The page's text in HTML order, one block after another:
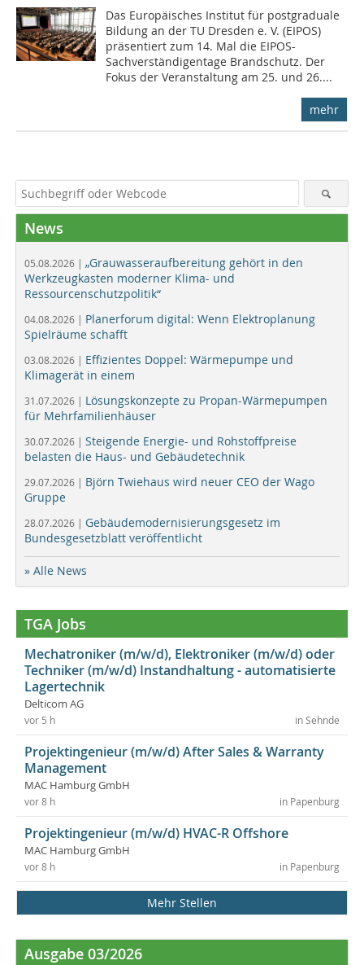
Das Europäisches Institut für postgraduale
Bildung an der TU Dresden e. V. (EIPOS)
präsentiert zum 14. Mal die EIPOS-
Sachverständigentage Brandschutz. Der
Fokus der Veranstaltung am 25. und 26....
mehr
News
05.08.2026 | „Grauwasseraufbereitung gehört in den
Werkzeugkasten moderner Klima- und
Ressourcenschutzpolitik“
04.08.2026 | Planerforum digital: Wenn Elektroplanung
Spielräume schafft
03.08.2026 | Effizientes Doppel: Wärmepumpe und
Klimagerät in einem
31.07.2026 | Lösungskonzepte zu Propan-Wärmepumpen
für Mehrfamilienhäuser
30.07.2026 | Steigende Energie- und Rohstoffpreise
belasten die Haus- und Gebäudetechnik
29.07.2026 | Björn Twiehaus wird neuer CEO der Wago
Gruppe
28.07.2026 | Gebäudemodernisierungsgesetz im
Bundesgesetzblatt veröffentlicht
» Alle News
TGA Jobs
Mechatroniker (m/w/d), Elektroniker (m/w/d) oder
Techniker (m/w/d) Instandhaltung - automatisierte
Lagertechnik
Delticom AG
in Sehnde
vor 5 h
Projektingenieur (m/w/d) After Sales & Warranty
Management
MAC Hamburg GmbH
in Papenburg
vor 8 h
Projektingenieur (m/w/d) HVAC-R Offshore
MAC Hamburg GmbH
in Papenburg
vor 8 h
Mehr Stellen
Ausgabe 03/2026